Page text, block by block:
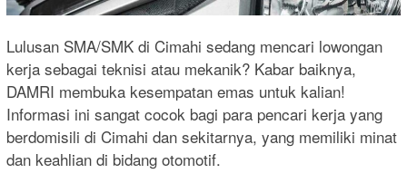
Lulusan SMA/SMK di Cimahi sedang mencari lowongan
kerja sebagai teknisi atau mekanik? Kabar baiknya,
DAMRI membuka kesempatan emas untuk kalian!
Informasi ini sangat cocok bagi para pencari kerja yang
berdomisili di Cimahi dan sekitarnya, yang memiliki minat
dan keahlian di bidang otomotif.